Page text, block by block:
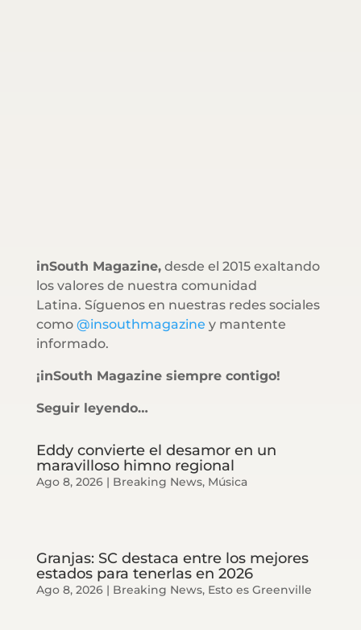
inSouth Magazine,desde el 2015 exaltando
los valores de nuestra comunidad
Latina. Síguenos en nuestras redes sociales
como @insouthmagazine y mantente
informado.
¡inSouth Magazine siempre contigo!
Seguir leyendo…
Eddy convierte el desamor en un
maravilloso himno regional
Ago 8, 2026| Breaking News, Música
Granjas: SC destaca entre los mejores
estados para tenerlas en 2026
Ago 8, 2026| Breaking News, Esto es Greenville